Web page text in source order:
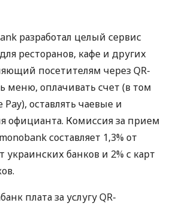
разработал целый сервис
ресторанов, кафе и других
посетителям через QR-
меню, оплачивать счет (в том
оставлять чаевые и
официанта. Комиссия за прием
составляет 1,3% от
украинских банков и 2% с карт
плата за услугу QR-